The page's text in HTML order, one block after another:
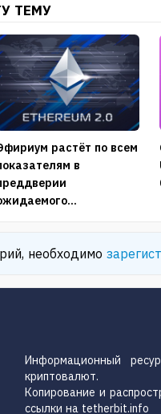
ТЕМУ
растёт по всем
в
необходимо
Информационный
криптовалют.
Копирование и
ссылки на tetherbit.info